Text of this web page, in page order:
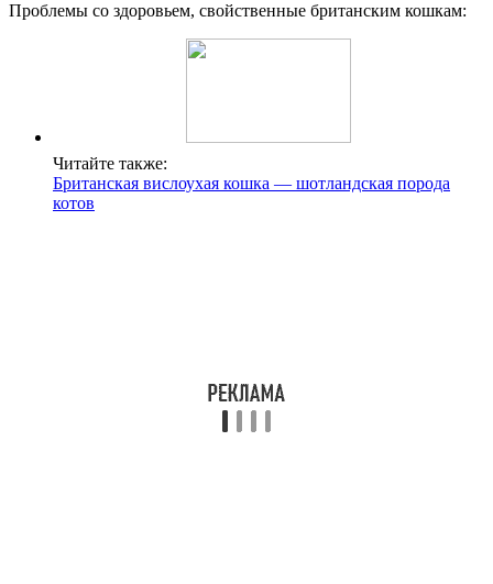
Проблемы со здоровьем, свойственные британским кошкам:
Читайте также:
Британская вислоухая кошка — шотландская порода
котов